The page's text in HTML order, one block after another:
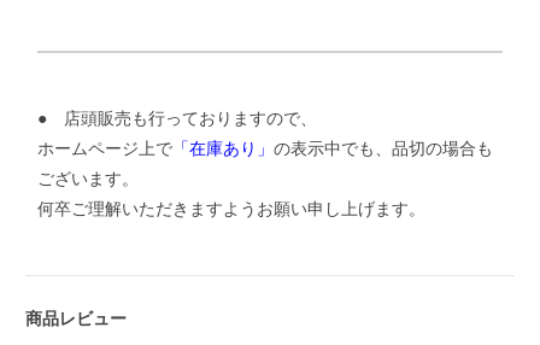
● 店頭販売も行っておりますので、
ホームページ上で「在庫あり」 の表示中でも、品切の場合も
ございます。
何卒ご理解いただきますようお願い申し上げます。
商品レビュー